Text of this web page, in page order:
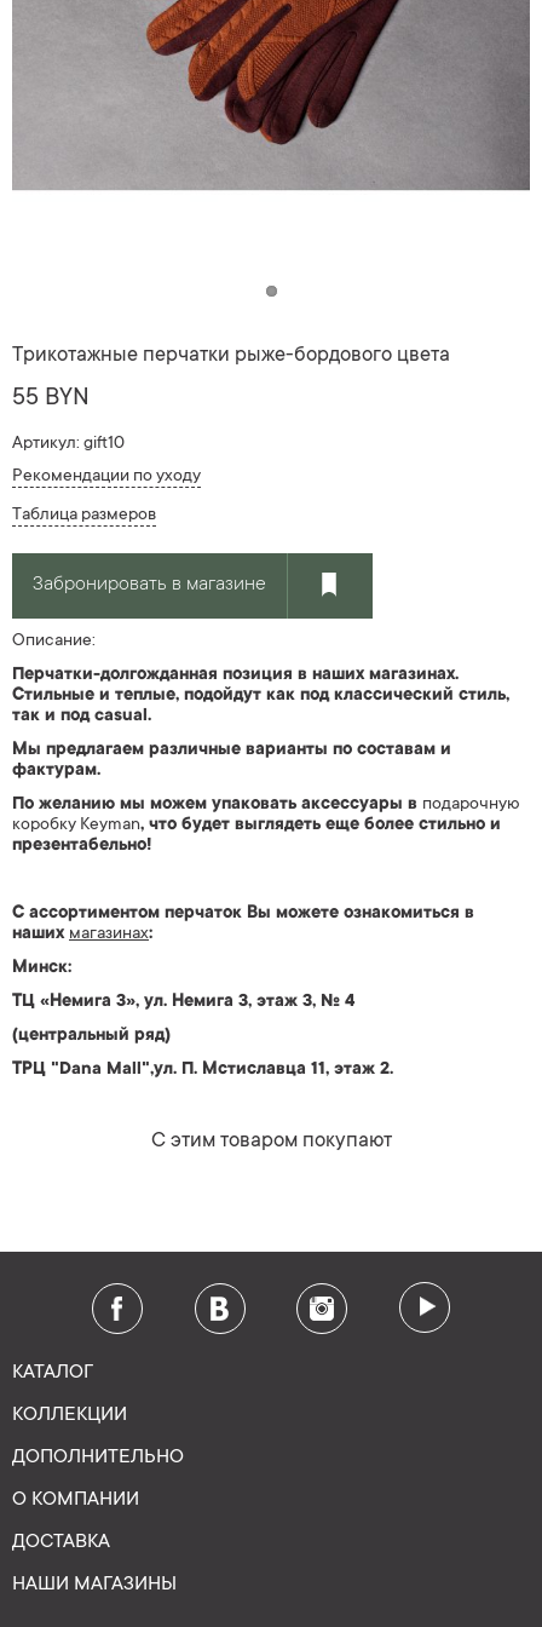
Трикотажные перчатки рыже-бордового цвета
55 BYN
Артикул: gift10
Рекомендации по уходу
Таблица размеров
Забронировать в магазине
Описание:
Перчатки-долгожданная позиция в наших магазинах.
Стильные и теплые, подойдут как под классический стиль,
так и под casual.
Мы предлагаем различные варианты по составам и
фактурам.
По желанию мы можем упаковать аксессуары в подарочную
коробку Keyman, что будет выглядеть еще более стильно и
презентабельно!
С ассортиментом перчаток Вы можете ознакомиться в
наших магазинах:
Минск:
ТЦ «Немига 3», ул. Немига 3, этаж 3, № 4
(центральный ряд)
ТРЦ "Dana Mall",ул. П. Мстиславца 11, этаж 2.
С этим товаром покупают
КАТАЛОГ
КОЛЛЕКЦИИ
ДОПОЛНИТЕЛЬНО
О КОМПАНИИ
ДОСТАВКА
НАШИ МАГАЗИНЫ